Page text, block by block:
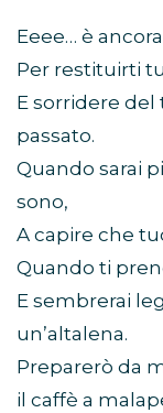
Eeee… è
Per restituirti
E sorridere
passato.
Quando sarai
sono,
A capire che
Quando ti
E sembrerai
un’altalena.
Preparerò da
il caffè a